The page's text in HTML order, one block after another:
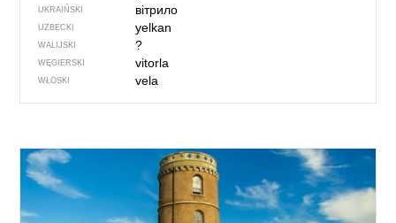
UKRAIŃSKI вітрило
UZBECKI yelkan
WALIJSKI ?
WĘGIERSKI vitorla
WŁOSKI vela